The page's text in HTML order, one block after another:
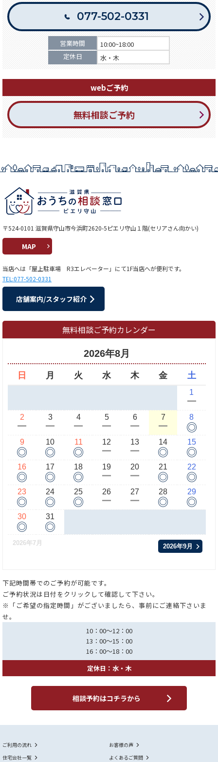
077-502-0331
営業時間
10:00~18:00
定休日
水・木
webご予約
無料相談ご予約
〒524-0101 滋賀県守山市今浜町2620-5ピエリ守山１階(セリアさん向かい)
MAP
当店へは「屋上駐車場 R3エレベーター」にて1F当店へが便利です。
TEL:077-502-0331
店舗案内/スタッフ紹介
無料相談ご予約カレンダー
2026年8月
日 月 火 水 木 金 土
1
ー
2
ー
3
ー
4
ー
5
ー
6
ー
7
ー
8
◎
9
◎
10
◎
11
◎
12
ー
13
ー
14
◎
15
◎
16
◎
17
◎
18
◎
19
ー
20
ー
21
◎
22
◎
23
◎
24
◎
25
◎
26
ー
27
ー
28
◎
29
◎
30
◎
31
◎
2026年7月 2026年9月
下記時間帯でのご予約が可能です。
ご予約状況は日付をクリックして確認して下さい。
※「ご希望の指定時間」がございましたら、事前にご連絡下さいま
せ。
10：00～12：00
13：00～15：00
16：00～18：00
定休日：水・木
相談予約はコチラから
ご利用の流れ
お客様の声
住宅会社一覧
よくあるご質問